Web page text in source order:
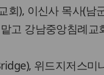
), 이신사 목사(남
고 강남중앙침례교
위드지저스미